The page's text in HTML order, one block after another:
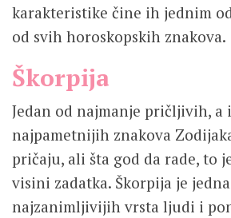
karakteristike čine ih jednim
od svih horoskopskih znakova.
Škorpija
Jedan od najmanje pričljivih, a
najpametnijih znakova
pričaju, ali šta god da rade, to
visini zadatka. Škorpija je
najzanimljivijih vrsta ljudi i